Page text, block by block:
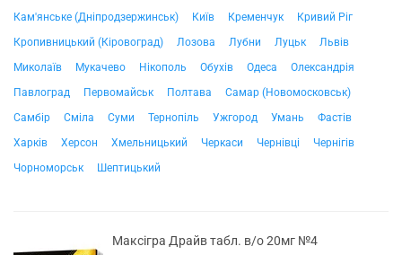
Кам'янське (Дніпродзержинськ)
Київ Кременчук
Кривий Ріг
Кропивницький (Кіровоград)
Лозова Лубни Луцьк
Львів
Миколаїв
Мукачево Нікополь Обухів Одеса
Олександрія
Павлоград
Первомайськ Полтава
Самар (Новомосковськ)
Самбір
Сміла Суми Тернопіль Ужгород Умань
Фастів
Харків
Херсон Хмельницький Черкаси Чернівці
Чернігів
Чорноморськ
Шептицький
Максігра Драйв табл. в/о 20мг №4